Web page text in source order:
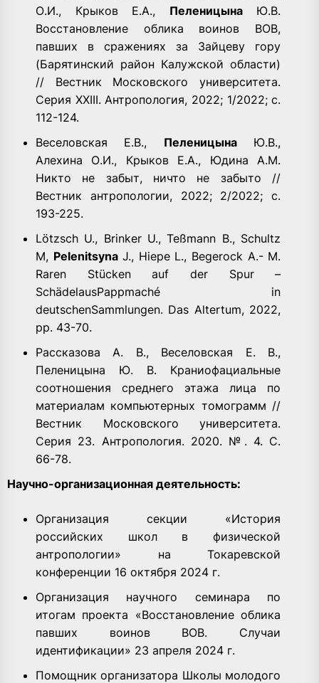
О.И., Крыков Е.А., ПеленицынаЮ.В.
Восстановление облика воинов ВОВ,
павших в сражениях за Зайцеву гору
(Барятинский район Калужской области)
// Вестник Московского университета.
Серия XXIII. Антропология, 2022; 1/2022; с.
112-124.
Веселовская Е.В., ПеленицынаЮ.В.,
Алехина О.И., Крыков Е.А., Юдина А.М.
Никто не забыт, ничто не забыто //
Вестник антропологии, 2022; 2/2022; с.
193-225.
Lötzsch U., Brinker U., Teßmann B., Schultz
M, PelenitsynaJ., Hiepe L., Begerock A.- M.
Raren Stücken auf der Spur –
SchädelausPappmaché in
deutschenSammlungen. Das Altertum, 2022,
pp. 43-70.
Рассказова А. В., Веселовская Е. В.,
Пеленицына Ю. В. Краниофациальные
соотношения среднего этажа лица по
материалам компьютерных томограмм //
Вестник Московского университета.
Серия 23. Антропология. 2020. №. 4. С.
66-78.
Научно-организационная деятельность:
Организация секции «История
российских школ в физической
антропологии» на Токаревской
конференции 16 октября 2024 г.
Организация научного семинара по
итогам проекта «Восстановление облика
павших воинов ВОВ. Случаи
идентификации» 23 апреля 2024 г.
Помощник организатора Школы молодого